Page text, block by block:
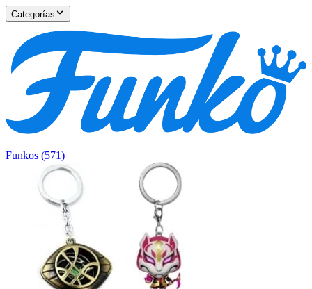
Categorías
Funkos (571)